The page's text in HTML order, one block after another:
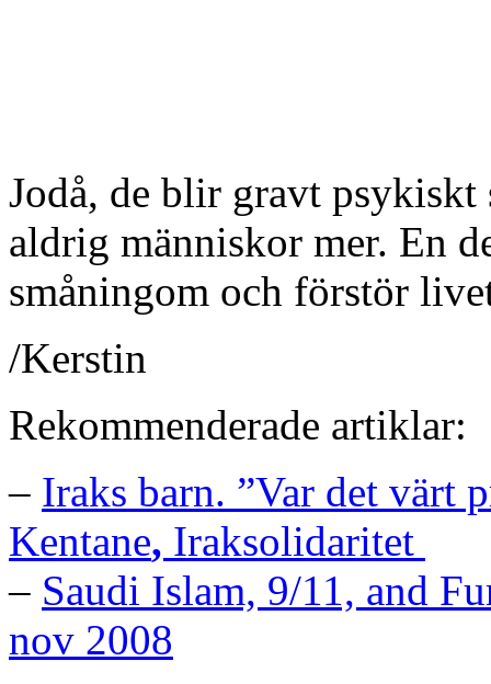
Jodå, de blir gravt psykiskt
aldrig människor mer. En
småningom och förstör
/Kerstin
Rekommenderade artiklar:
– Iraks barn. ”Var det värt
Kentane, Iraksolidaritet
– Saudi Islam, 9/11, and
nov 2008